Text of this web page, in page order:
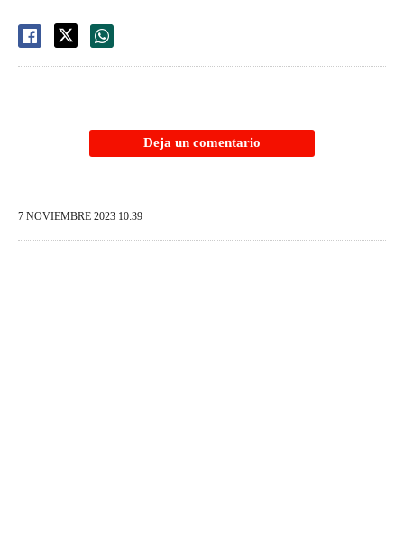
Deja un comentario
7 NOVIEMBRE 2023 10:39